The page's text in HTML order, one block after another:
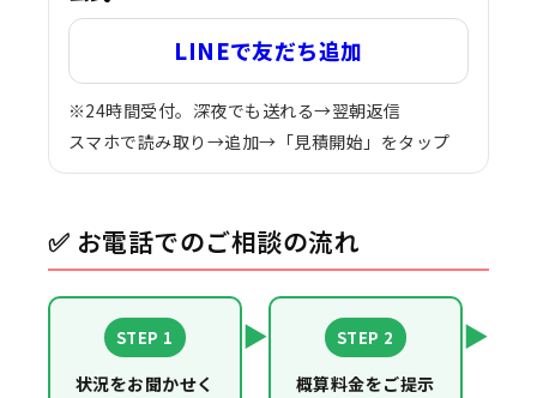
LINEで友だち追加
※24時間受付。深夜でも送れる→翌朝返信
スマホで読み取り→追加→「見積開始」をタップ
✅ お電話でのご相談の流れ
STEP 1
状況をお聞かせく
▶ STEP 2
概算料金をご提示
▶